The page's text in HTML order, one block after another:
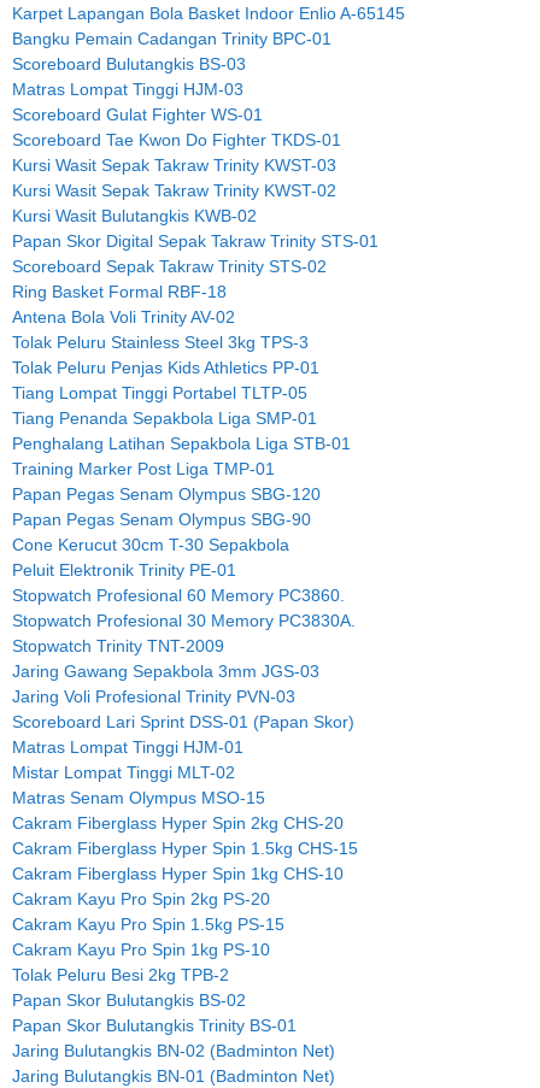
Karpet Lapangan Bola Basket Indoor Enlio A-65145
Bangku Pemain Cadangan Trinity BPC-01
Scoreboard Bulutangkis BS-03
Matras Lompat Tinggi HJM-03
Scoreboard Gulat Fighter WS-01
Scoreboard Tae Kwon Do Fighter TKDS-01
Kursi Wasit Sepak Takraw Trinity KWST-03
Kursi Wasit Sepak Takraw Trinity KWST-02
Kursi Wasit Bulutangkis KWB-02
Papan Skor Digital Sepak Takraw Trinity STS-01
Scoreboard Sepak Takraw Trinity STS-02
Ring Basket Formal RBF-18
Antena Bola Voli Trinity AV-02
Tolak Peluru Stainless Steel 3kg TPS-3
Tolak Peluru Penjas Kids Athletics PP-01
Tiang Lompat Tinggi Portabel TLTP-05
Tiang Penanda Sepakbola Liga SMP-01
Penghalang Latihan Sepakbola Liga STB-01
Training Marker Post Liga TMP-01
Papan Pegas Senam Olympus SBG-120
Papan Pegas Senam Olympus SBG-90
Cone Kerucut 30cm T-30 Sepakbola
Peluit Elektronik Trinity PE-01
Stopwatch Profesional 60 Memory PC3860.
Stopwatch Profesional 30 Memory PC3830A.
Stopwatch Trinity TNT-2009
Jaring Gawang Sepakbola 3mm JGS-03
Jaring Voli Profesional Trinity PVN-03
Scoreboard Lari Sprint DSS-01 (Papan Skor)
Matras Lompat Tinggi HJM-01
Mistar Lompat Tinggi MLT-02
Matras Senam Olympus MSO-15
Cakram Fiberglass Hyper Spin 2kg CHS-20
Cakram Fiberglass Hyper Spin 1.5kg CHS-15
Cakram Fiberglass Hyper Spin 1kg CHS-10
Cakram Kayu Pro Spin 2kg PS-20
Cakram Kayu Pro Spin 1.5kg PS-15
Cakram Kayu Pro Spin 1kg PS-10
Tolak Peluru Besi 2kg TPB-2
Papan Skor Bulutangkis BS-02
Papan Skor Bulutangkis Trinity BS-01
Jaring Bulutangkis BN-02 (Badminton Net)
Jaring Bulutangkis BN-01 (Badminton Net)